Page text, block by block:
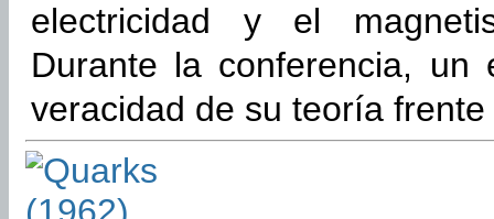
electricidad y el
Durante la conferencia, un
veracidad de su teoría